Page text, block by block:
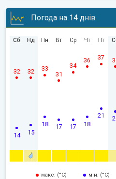
Погода на 14 днів
Сб
14
32
Нд
15
32
Пн
18
33
Вт
17
31
Ср
17
34
Чт
18
36
Пт
21
37
макс. (°C) мін. (°C)